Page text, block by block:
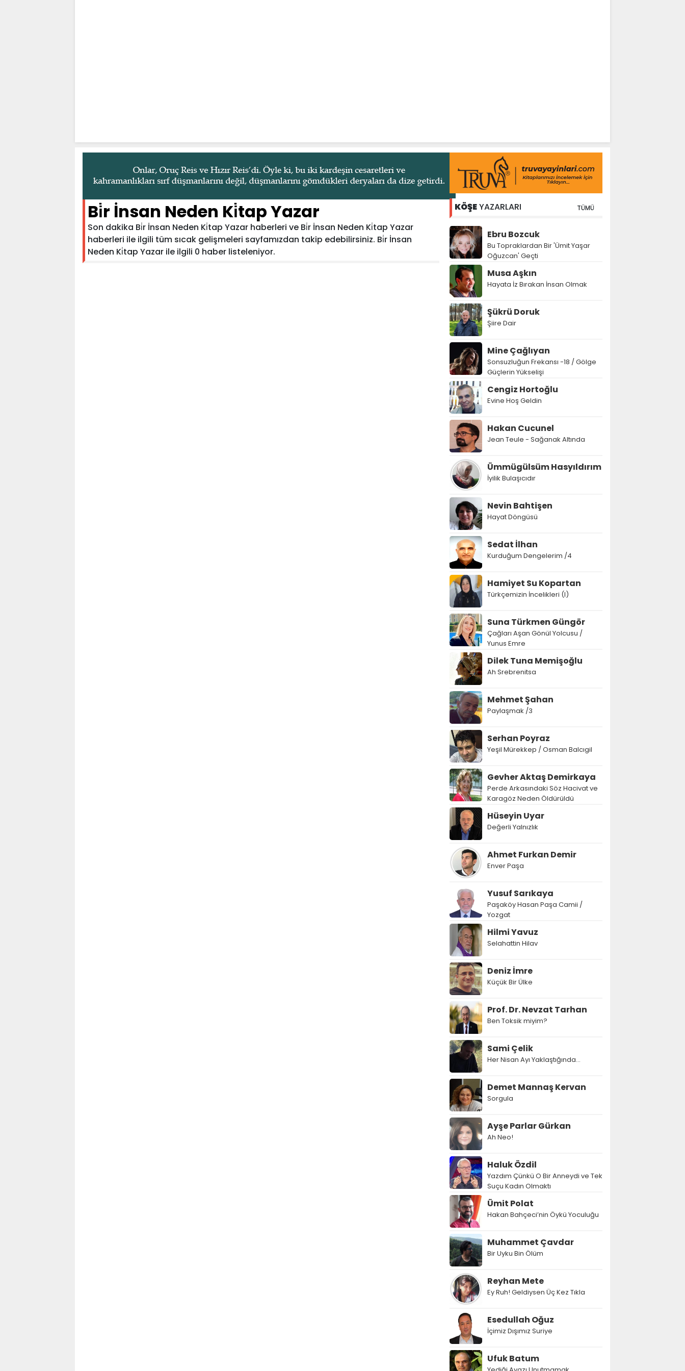
Bi̇r İnsan Neden Ki̇tap Yazar
Son dakika Bi̇r İnsan Neden Ki̇tap Yazar haberleri ve Bi̇r İnsan Neden Ki̇tap Yazar
haberleri ile ilgili tüm sıcak gelişmeleri sayfamızdan takip edebilirsiniz. Bi̇r İnsan
Neden Ki̇tap Yazar ile ilgili 0 haber listeleniyor.
KÖŞEYAZARLARI TÜMÜ
Ebru Bozcuk
Bu Topraklardan Bir 'Ümit Yaşar
Oğuzcan' Geçti
Musa Aşkın
Hayata İz Bırakan İnsan Olmak
Şükrü Doruk
Şiire Dair
Mine Çağlıyan
Sonsuzluğun Frekansı -18 / Gölge
Güçlerin Yükselişi
Cengiz Hortoğlu
Evine Hoş Geldin
Hakan Cucunel
Jean Teule - Sağanak Altında
Ümmügülsüm Hasyıldırım
İyilik Bulaşıcıdır
Nevin Bahtişen
Hayat Döngüsü
Sedat İlhan
Kurduğum Dengelerim /4
Hamiyet Su Kopartan
Türkçemizin İncelikleri (I)
Suna Türkmen Güngör
Çağları Aşan Gönül Yolcusu /
Yunus Emre
Dilek Tuna Memişoğlu
Ah Srebrenitsa
Mehmet Şahan
Paylaşmak /3
Serhan Poyraz
Yeşil Mürekkep / Osman Balcıgil
Gevher Aktaş Demirkaya
Perde Arkasındaki Söz Hacivat ve
Karagöz Neden Öldürüldü
Hüseyin Uyar
Değerli Yalnızlık
Ahmet Furkan Demir
Enver Paşa
Yusuf Sarıkaya
Paşaköy Hasan Paşa Camii /
Yozgat
Hilmi Yavuz
Selahattin Hilav
Deniz İmre
Küçük Bir Ülke
Prof. Dr. Nevzat Tarhan
Ben Toksik miyim?
Sami Çelik
Her Nisan Ayı Yaklaştığında...
Demet Mannaş Kervan
Sorgula
Ayşe Parlar Gürkan
Ah Neo!
Haluk Özdil
Yazdım Çünkü O Bir Anneydi ve Tek
Suçu Kadın Olmaktı
Ümit Polat
Hakan Bahçeci’nin Öykü Yoculuğu
Muhammet Çavdar
Bir Uyku Bin Ölüm
Reyhan Mete
Ey Ruh! Geldiysen Üç Kez Tıkla
Esedullah Oğuz
İçimiz Dışımız Suriye
Ufuk Batum